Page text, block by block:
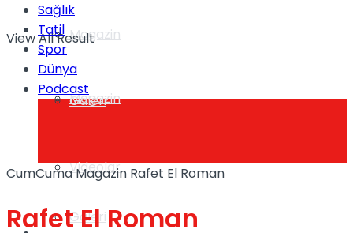
Magazin
Galeri
Magazin
Galeri
Videolar
View All Result
Sağlık
Tatil
Spor
Dünya
Podcast
CumCumaMagazin Rafet El Roman
Rafet El Roman